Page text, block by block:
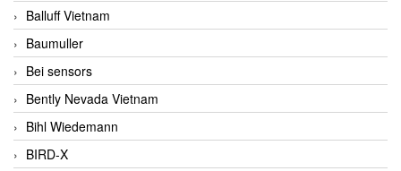
Balluff Vietnam
Baumuller
Bei sensors
Bently Nevada Vietnam
Bihl Wiedemann
BIRD-X